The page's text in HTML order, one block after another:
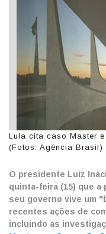
Lula cita caso Master
(Fotos: Agência Brasil)
O presidente Luiz
quinta-feira (15) que a
seu governo vive um
recentes ações de
incluindo as